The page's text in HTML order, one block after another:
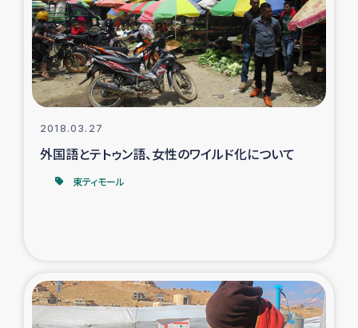
ガザ地区における被災住民への緊急支援
ガザ地区酪農を通した女性グループの生計支援
ふりかけ普及と食生活改善による栄養改善事業
フェアトレード事業
食べる
2018.03.27
外国語とテトゥン語、女性のワイルド化について
東ティモール